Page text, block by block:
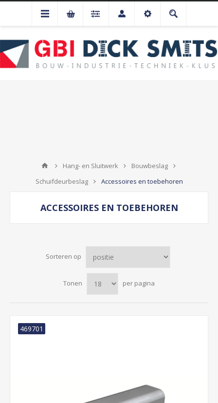
Hang- en Sluitwerk
Bouwbeslag
Schuifdeurbeslag
Accessoires en toebehoren
ACCESSOIRES EN TOEBEHOREN
Sorteren op
Tonen per pagina
469701